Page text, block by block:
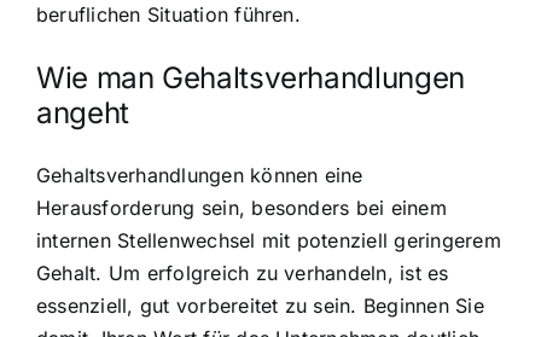
beruflichen Situation führen.
Wie man Gehaltsverhandlungen
angeht
Gehaltsverhandlungen können eine
Herausforderung sein, besonders bei einem
internen Stellenwechsel mit potenziell geringerem
Gehalt. Um erfolgreich zu verhandeln, ist es
essenziell, gut vorbereitet zu sein. Beginnen Sie